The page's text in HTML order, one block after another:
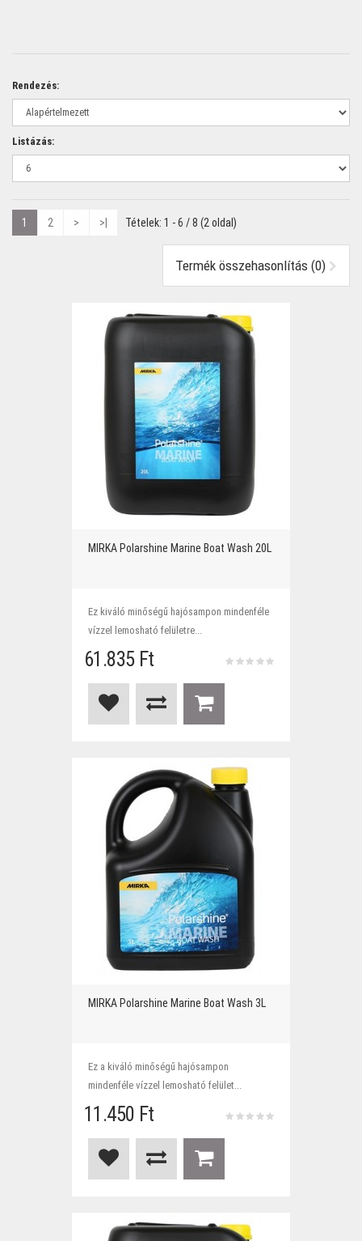
Rendezés:
Listázás:
1 2 > >| Tételek: 1 - 6 / 8 (2 oldal)
Termék összehasonlítás (0)
MIRKA Polarshine Marine Boat Wash 20L
Ez kiváló minőségű hajósampon mindenféle
vízzel lemosható felületre...
61.835 Ft
MIRKA Polarshine Marine Boat Wash 3L
Ez a kiváló minőségű hajósampon
mindenféle vízzel lemosható felület...
11.450 Ft